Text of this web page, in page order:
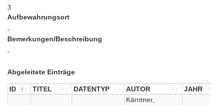
3
Aufbewahrungsort
-
Bemerkungen/Beschreibung
-
Abgeleitete Einträge
ID TITEL DATENTYP AUTOR
JAHR
AUTOR
Kärntner,